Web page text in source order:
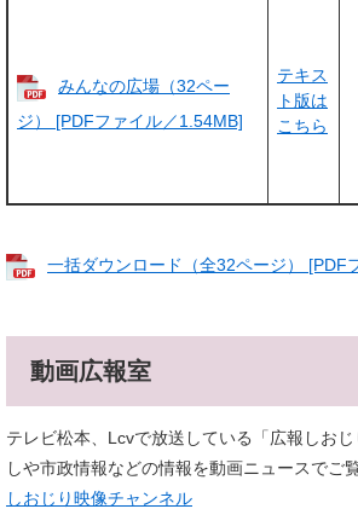
みんなの広場（32ペー
ジ） [PDFファイル／1.54MB]
テキス
ト版は
こちら
一括ダウンロード（全32ページ） [PDF
動画広報室
テレビ松本、Lcvで放送している「広報しお
しや市政情報などの情報を動画ニュースでご
しおじり映像チャンネル